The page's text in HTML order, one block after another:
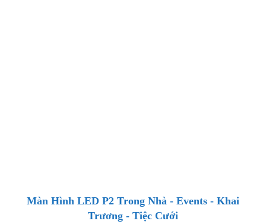
Màn Hình LED P2 Trong Nhà - Events - Khai
Trương - Tiệc Cưới